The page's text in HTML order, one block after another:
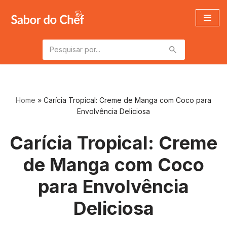
Pular
conteúdo
Home » Carícia Tropical: Creme de Manga com Coco para
Envolvência Deliciosa
Carícia Tropical: Creme
de Manga com Coco
para Envolvência
Deliciosa